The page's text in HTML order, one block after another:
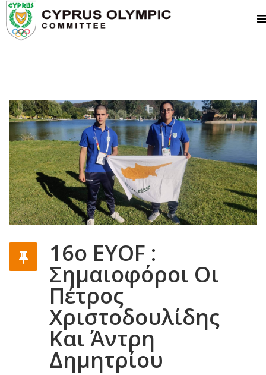
16ο EYOF :
Σημαιοφόροι Οι
Πέτρος
Χριστοδουλίδης
Και Άντρη
Δημητρίου